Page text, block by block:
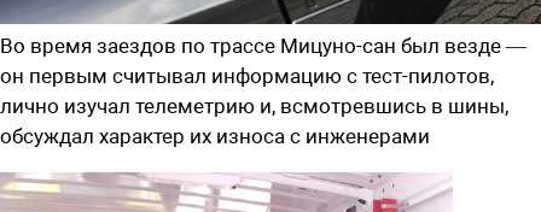
Во время заездов по трассе Мицуно-сан был везде —
он первым считывал информацию с тест-пилотов,
лично изучал телеметрию и, всмотревшись в шины,
обсуждал характер их износа с инженерами